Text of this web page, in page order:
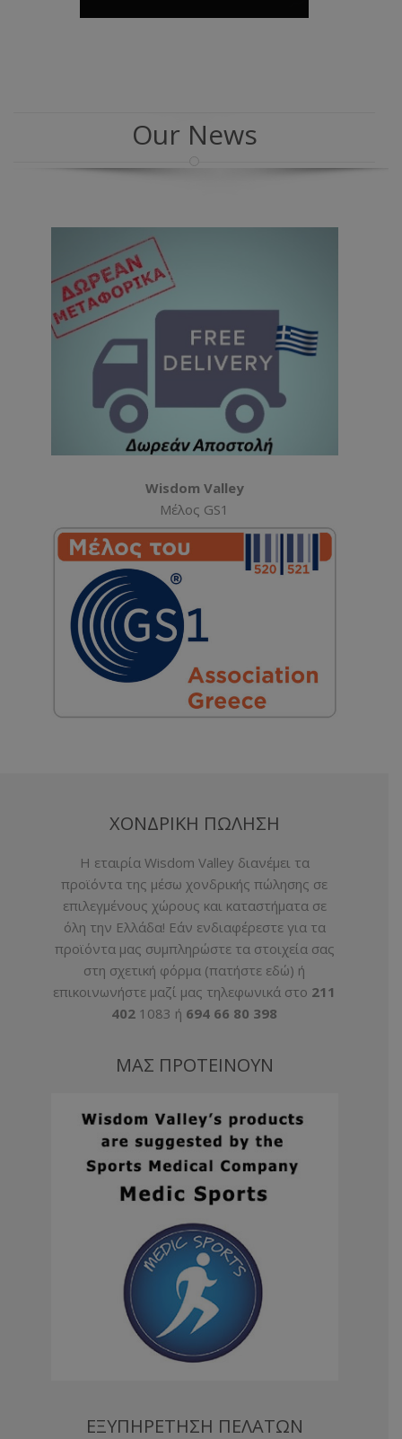
Our News
Wisdom Valley
Μέλος GS1
ΧΟΝΔΡΙΚΗ ΠΩΛΗΣΗ
H εταιρία Wisdom Valley διανέμει τα
προϊόντα της μέσω χονδρικής πώλησης σε
επιλεγμένους χώρους και καταστήματα σε
όλη την Ελλάδα! Εάν ενδιαφέρεστε για τα
προϊόντα μας συμπληρώστε τα στοιχεία σας
στη σχετική φόρμα (πατήστε εδώ) ή
επικοινωνήστε μαζί μας τηλεφωνικά στο 211
402 1083 ή 694 66 80 398
ΜΑΣ ΠΡΟΤΕΙΝΟΥΝ
ΕΞΥΠΗΡΕΤΗΣΗ ΠΕΛΑΤΩΝ